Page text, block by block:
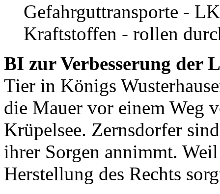
Gefahrguttransporte -
Kraftstoffen - rollen
BI zur Verbesserung der
Tier in Königs
die Mauer vor einem Weg
Krüpelsee. Zernsdorfer
ihrer Sorgen annimmt.
Herstellung des Rechts